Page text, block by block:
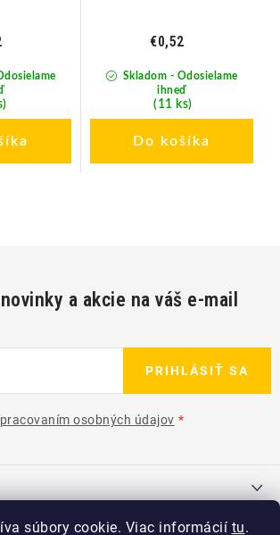
súbory cookie. Viac informácií tu.
Skladom - Odosielame
ihneď
(11 ks)
€0,52
Do košíka
a akcie na váš e-mail
osobných údajov
PRIHLÁSIŤ SA